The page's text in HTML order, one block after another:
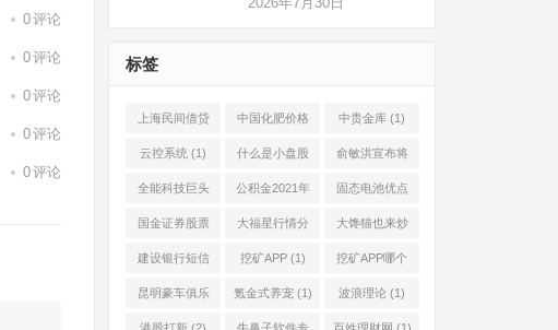
0评论
0评论
0评论
0评论
0评论
标签
上海民间借贷
公司(1)
中国化肥价格
网(1)
中贵金库 (1)
云控系统 (1) 什么是小盘股
(2)
俞敏洪宣布将
退休(1)
全能科技巨头
(1)
公积金2021年
起不允许提取
固态电池优点
(1)
国金证券股票
(2)
大福星行情分
析系统(1)
大馋猫也来炒
股票(1)
建设银行短信
服务费(1)
挖矿APP(1) 挖矿APP哪个
靠谱(1)
昆明豪车俱乐
部(1)
氪金式养宠(1) 波浪理论 (1)